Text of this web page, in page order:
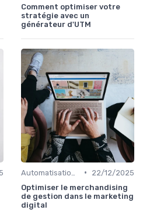
Comment optimiser votre
stratégie avec un
générateur d'UTM
•
22/12/2025
Optimiser le merchandising
de gestion dans le marketing
digital